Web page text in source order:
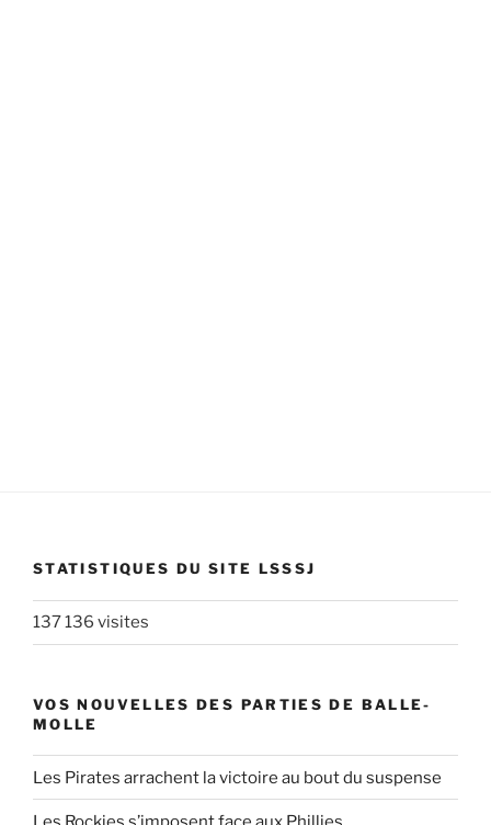
STATISTIQUES DU SITE LSSSJ
137 136 visites
VOS NOUVELLES DES PARTIES DE BALLE-
MOLLE
Les Pirates arrachent la victoire au bout du suspense